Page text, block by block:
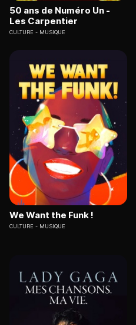
50 ans de Numéro Un -
Les Carpentier
CULTURE MUSIQUE
We Want the Funk !
CULTURE MUSIQUE